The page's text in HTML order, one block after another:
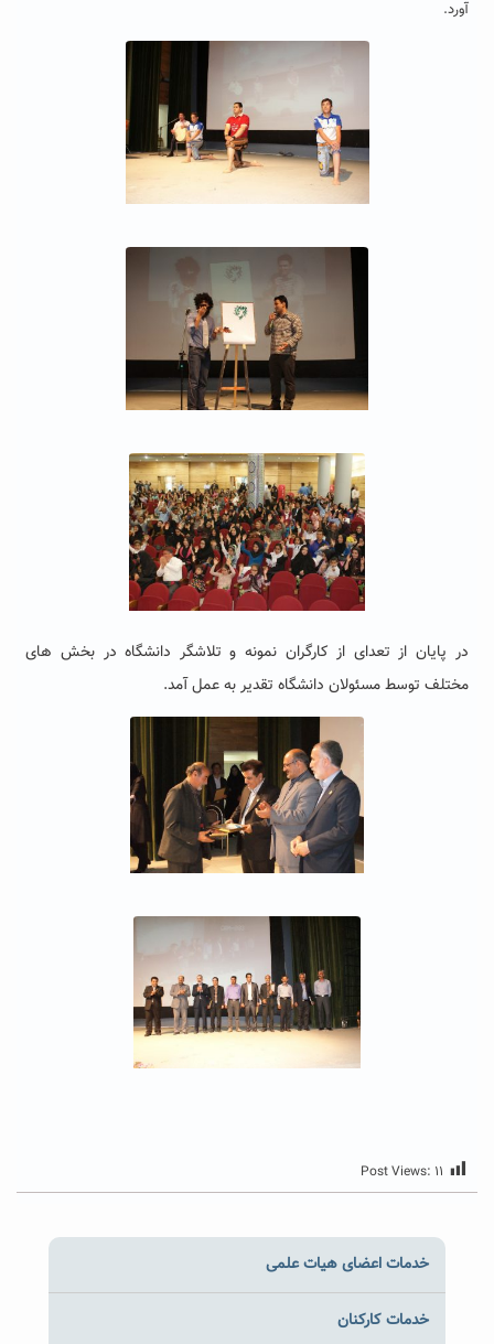
آورد.
در پایان از تعدای از کارگران نمونه و تلاشگر دانشگاه در بخش های
مختلف توسط مسئولان دانشگاه تقدیر به عمل آمد.
Post Views: ۱۱
خدمات اعضای هیات علمی
خدمات کارکنان